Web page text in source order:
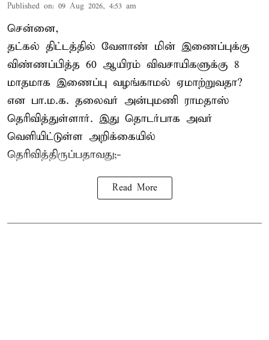
Published on: 09 Aug 2026, 4:53 am
சென்னை,
தட்கல் திட்டத்தில் வேளாண் மின் இணைப்புக்கு
விண்ணப்பித்த 60 ஆயிரம் விவசாயிகளுக்கு 8
மாதமாக இணைப்பு வழங்காமல் ஏமாற்றுவதா?
என பா.ம.க. தலைவர் அன்புமணி ராமதாஸ்
தெரிவித்துள்ளார். இது தொடர்பாக அவர்
வெளியிட்டுள்ள அறிக்கையில்
தெரிவித்திருப்பதாவது;-
Read More